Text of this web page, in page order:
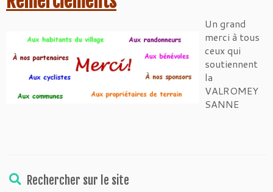
Un grand
merci à tous
ceux qui
soutiennent
la
VALROMEY
SANNE
Rechercher sur le site